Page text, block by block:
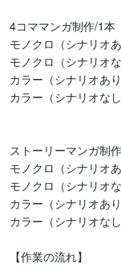
4コママンガ制作/1本
モノクロ（シナリオ
モノクロ（シナリオ
カラー（シナリオあ
カラー（シナリオな
ストーリーマンガ制
モノクロ（シナリオ
モノクロ（シナリオ
カラー（シナリオあ
カラー（シナリオな
【作業の流れ】